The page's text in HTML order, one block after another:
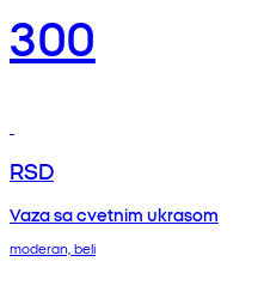
300
RSD
Vaza sa cvetnim ukrasom
moderan, beli